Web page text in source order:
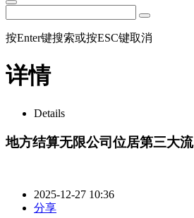
按Enter键搜索或按ESC键取消
详情
Details
地方结算无限公司位居第三大流
2025-12-27 10:36
分享